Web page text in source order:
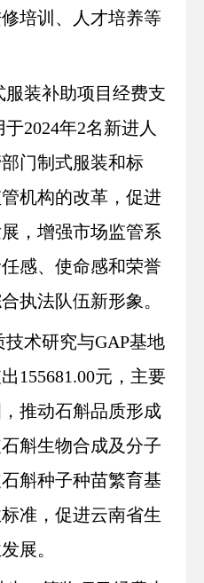
培训、人才培养等
服装补助项目经费支
2024年2名新进人
门制式服装和标
机构的改革，促进
，增强市场监管系
感、使命感和荣誉
执法队伍新形象。
技术研究与GAP基地
155681.00元，主要
推动石斛品质形成
斛生物合成及分子
斛种子种苗繁育基
准，促进云南省生
展。